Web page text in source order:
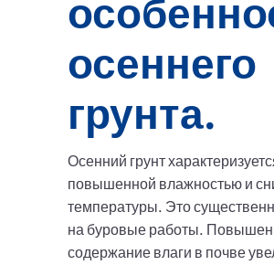
осеннего
грунта.
Осенний грунт
повышенной влажностью и
температуры. Это
на буровые работы.
содержание влаги в почве